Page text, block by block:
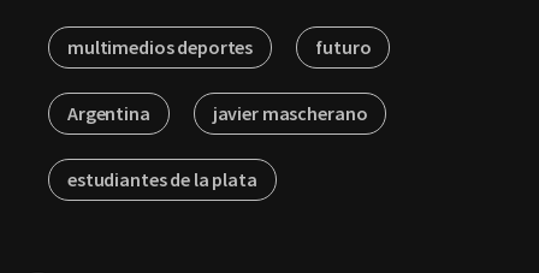
multimedios deportes futuro
Argentina javier mascherano
estudiantes de la plata